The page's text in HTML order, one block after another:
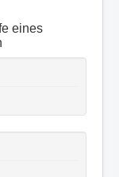
eines